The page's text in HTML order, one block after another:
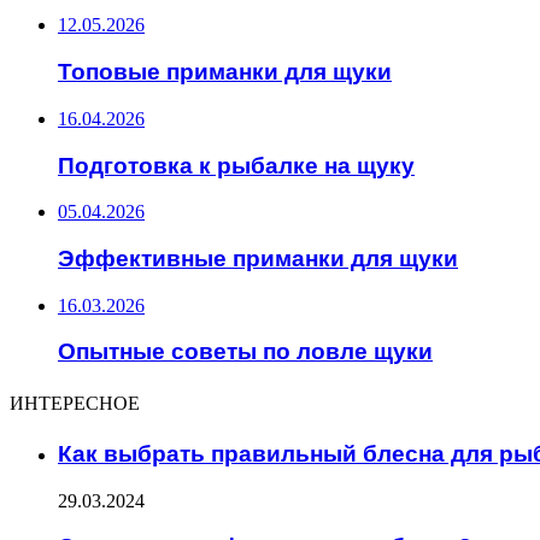
12.05.2026
Топовые приманки для щуки
16.04.2026
Подготовка к рыбалке на щуку
05.04.2026
Эффективные приманки для щуки
16.03.2026
Опытные советы по ловле щуки
ИНТЕРЕСНОЕ
Как выбрать правильный блесна для
29.03.2024